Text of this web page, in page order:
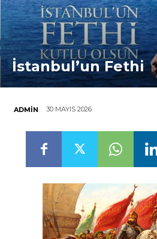
İstanbul’un Fethi
ADMIN 30 MAYIS 2026